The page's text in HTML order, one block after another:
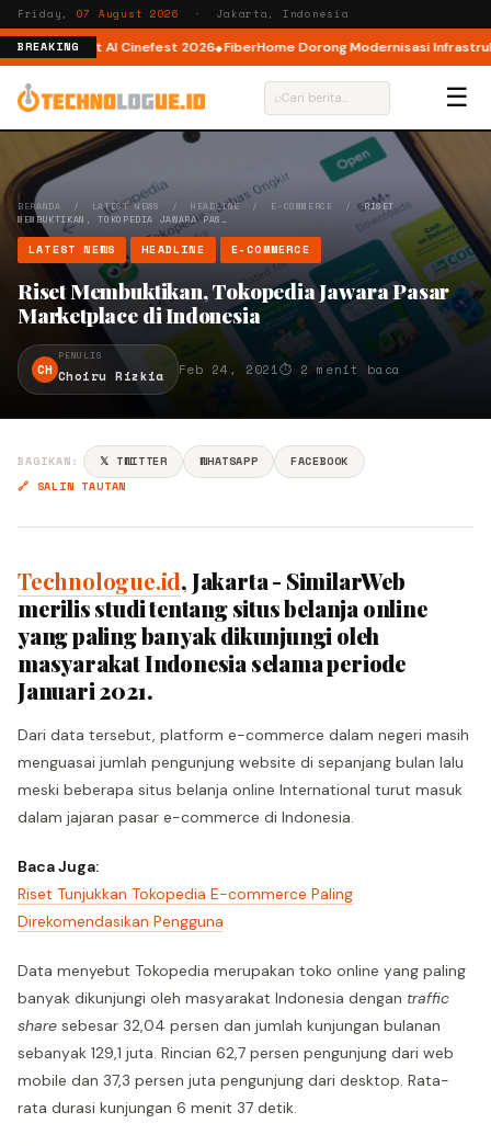
Friday, 07 August 2026 · Jakarta, Indonesia
BREAKING
AI lewat AI Cinefest 2026 FiberHome Dorong Modernisasi
⌕ ☰
BERANDA / LATEST NEWS / HEADLINE/ E-COMMERCE /RISET
MEMBUKTIKAN, TOKOPEDIA JAWARA PAS…
LATEST NEWS HEADLINE E-COMMERCE
Riset Membuktikan, Tokopedia Jawara Pasar
Marketplace di Indonesia
CH
PENULIS
Choiru Rizkia Feb 24, 2021⏱ 2 menit baca
BAGIKAN: 𝕏 TWITTER WHATSAPP
FACEBOOK
🔗 SALIN TAUTAN
Technologue.id, Jakarta - SimilarWeb
merilis studi tentang situs belanja online
yang paling banyak dikunjungi oleh
masyarakat Indonesia selama periode
Januari 2021.
Dari data tersebut, platform e-commerce dalam negeri masih
menguasai jumlah pengunjung website di sepanjang bulan lalu
meski beberapa situs belanja online International turut masuk
dalam jajaran pasar e-commerce di Indonesia.
Baca Juga:
Riset Tunjukkan Tokopedia E-commerce Paling
Direkomendasikan Pengguna
Data menyebut Tokopedia merupakan toko online yang paling
banyak dikunjungi oleh masyarakat Indonesia dengan traffic
share sebesar 32,04 persen dan jumlah kunjungan bulanan
sebanyak 129,1 juta. Rincian 62,7 persen pengunjung dari web
mobile dan 37,3 persen juta pengunjung dari desktop. Rata-
rata durasi kunjungan 6 menit 37 detik.